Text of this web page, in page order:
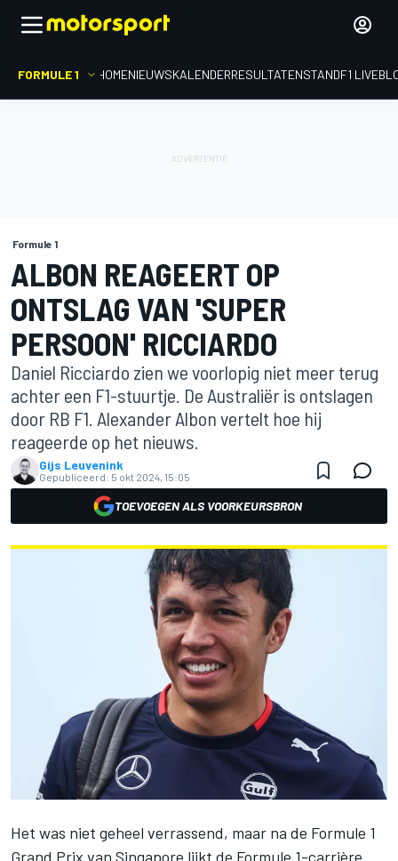
FORMULE 1 HOMENIEUWSKALENDERRESULTATENSTANDF1
Formule 1
ALBON REAGEERT OP
ONTSLAG VAN 'SUPER
PERSOON' RICCIARDO
Daniel Ricciardo zien we voorlopig niet meer terug
achter een F1-stuurtje. De Australiër is ontslagen
door RB F1. Alexander Albon vertelt hoe hij
reageerde op het nieuws.
Gijs Leuvenink
Gepubliceerd: 5 okt 2024, 15:05
TOEVOEGEN ALS VOORKEURSBRON
Het was niet geheel verrassend, maar na de Formule 1
Grand Prix van Singapore lijkt de Formule 1-carrière